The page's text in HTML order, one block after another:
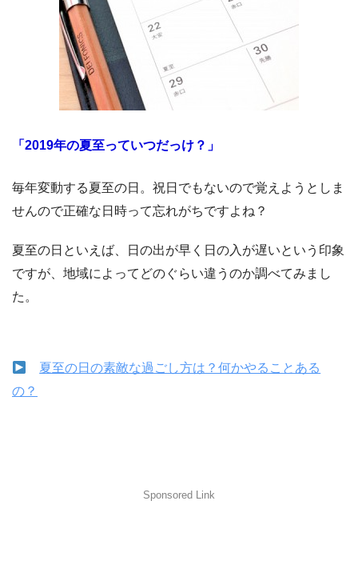
「2019年の夏至っていつだっけ？」
毎年変動する夏至の日。祝日でもないので覚えようとしま
せんので正確な日時って忘れがちですよね？
夏至の日といえば、日の出が早く日の入が遅いという印象
ですが、地域によってどのぐらい違うのか調べてみまし
た。
夏至の日の素敵な過ごし方は？何かやることある
の？
Sponsored Link